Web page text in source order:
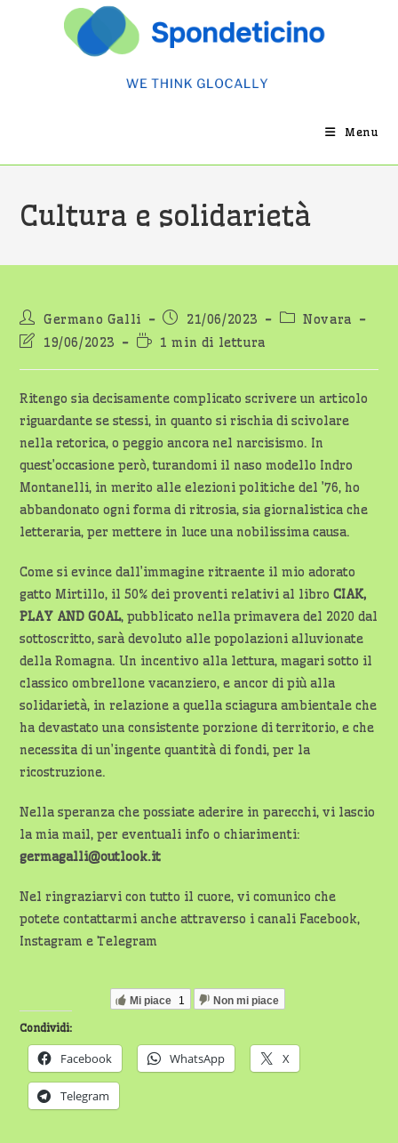
Menu
Cultura e solidarietà
Autore
dell'articolo:
Germano Galli
Articolo
pubblicato:
21/06/2023
Categoria
Novara
Ultima
dell'articolo:
19/06/2023
Tempo
lettura:
1 min di lettura
Ritengo sia decisamente complicato scrivere un articolo
riguardante se stessi, in quanto si rischia di scivolare
nella retorica, o peggio ancora nel narcisismo. In
quest’occasione però, turandomi il naso modello Indro
Montanelli, in merito alle elezioni politiche del ’76, ho
abbandonato ogni forma di ritrosia, sia giornalistica che
letteraria, per mettere in luce una nobilissima causa.
Come si evince dall’immagine ritraente il mio adorato
gatto Mirtillo, il 50% dei proventi relativi al libroCIAK,
PLAY AND GOAL, pubblicato nella primavera del 2020 dal
sottoscritto, sarà devoluto alle popolazioni alluvionate
della Romagna. Un incentivo alla lettura, magari sotto il
classico ombrellone vacanziero, e ancor di più alla
solidarietà, in relazione a quella sciagura ambientale che
ha devastato una consistente porzione di territorio, e che
necessita di un’ingente quantità di fondi, per la
ricostruzione.
Nella speranza che possiate aderire in parecchi, vi lascio
la mia mail, per eventuali info o chiarimenti:
germagalli@outlook.it
Nel ringraziarvi con tutto il cuore, vi comunico che
potete contattarmi anche attraverso i canali Facebook,
Instagram e Telegram
Mi piace 1 Non mi piace
Condividi:
Facebook WhatsApp X
Telegram